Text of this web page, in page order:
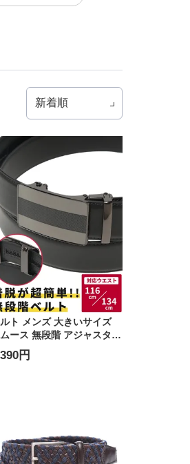
ト メンズ 大きいサイズ
ース 無段階 アジャスター
ルト B＆T CLUB (ビーアン
ィークラブ)
円